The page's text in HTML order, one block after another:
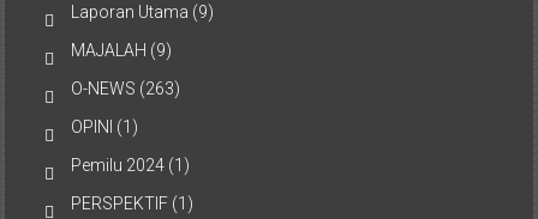
Laporan Utama (9)
MAJALAH (9)
O-NEWS (263)
OPINI (1)
Pemilu 2024 (1)
PERSPEKTIF (1)